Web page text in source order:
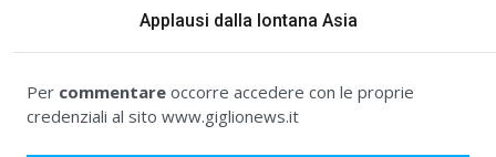
Applausi dalla lontana Asia
Per commentare occorre accedere con le proprie
credenziali al sito www.giglionews.it